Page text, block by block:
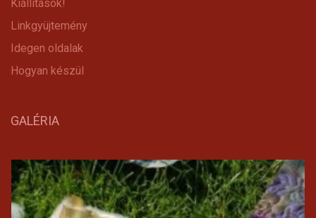
Kiállítások!
Linkgyüjtemény
Idegen oldalak
Hogyan készül
GALÉRIA